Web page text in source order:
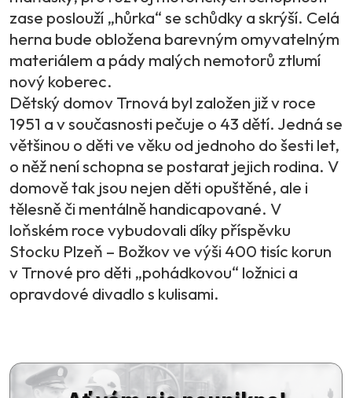
zase poslouží „hůrka“ se schůdky a skrýší. Celá
herna bude obložena barevným omyvatelným
materiálem a pády malých nemotorů ztlumí
nový koberec.
Dětský domov Trnová byl založen již v roce
1951 a v současnosti pečuje o 43 dětí. Jedná se
většinou o děti ve věku od jednoho do šesti let,
o něž není schopna se postarat jejich rodina. V
domově tak jsou nejen děti opuštěné, ale i
tělesně či mentálně handicapované. V
loňském roce vybudovali díky příspěvku
Stocku Plzeň – Božkov ve výši 400 tisíc korun
v Trnové pro děti „pohádkovou“ ložnici a
opravdové divadlo s kulisami.